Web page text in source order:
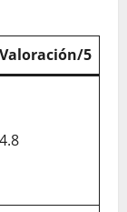
Valoración/5
4.8